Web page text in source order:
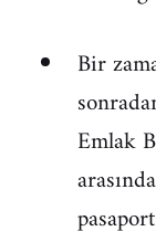
Bir
Emlak